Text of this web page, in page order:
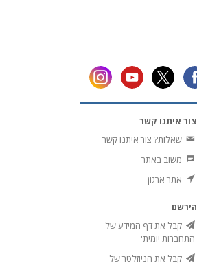
צור איתנו קשר
שאלות? צור איתנו קשר
משוב באתר
אתר ארגון
הירשם
קבל את דף המידע של
'התחברות יומית'
קבל את הניוזלטר של